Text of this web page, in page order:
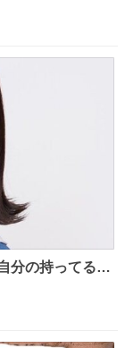
分の持ってるポ
形とかじゃなく